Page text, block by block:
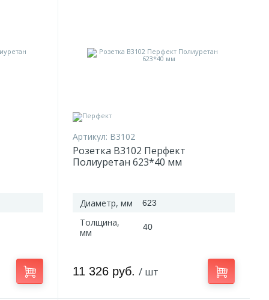
Артикул: B3102
Розетка B3102 Перфект
Полиуретан 623*40 мм
Диаметр, мм 623
Толщина,
мм
40
11 326 руб./ шт